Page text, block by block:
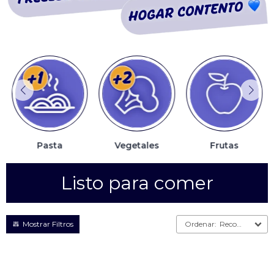
Pasta Vegetales Frutas
Listo para comer
Recomendados
Smoothies
Fruta congelada
Pulpas
Pizzas
Otros
Arrolladitos primavera
Croquetas
Otros
Bastones